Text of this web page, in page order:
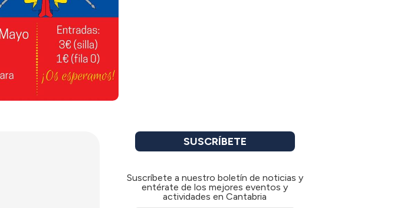
SUSCRÍBETE
Suscríbete a nuestro boletín de noticias y
entérate de los mejores eventos y
actividades en Cantabria